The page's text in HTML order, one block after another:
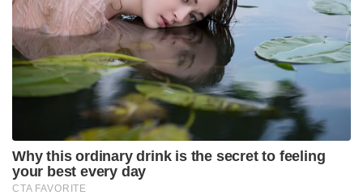
5ജിയ്ക്കുള്ളത്. 7.7 വണ്ണമാണ് ഈ മോഡലിനുള്ളത്.
മികച്ച പ്രകടനം
എക്സിനോസ് 1380 പ്രൊസസറാണ് ഗ്യാലക്സി എ26
5ജിയ്ക്ക് കരുത്ത് പകരുന്നത്. മള്‍ട്ടി ടാസ്‌കിംഗ്,
ഗെയ്മിംഗ് തുടങ്ങിയവ ഇത് അനായാസമാക്കുന്നു.
25W ഫാസ്റ്റ് ചാര്‍ജിംഗോടുകൂടിയ 5000 mAh
ബാറ്ററിയാണ് ഗ്യാലക്സി എ26 5ജിയിലുള്ളത്.